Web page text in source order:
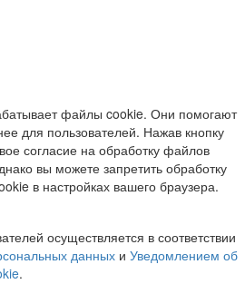
файлы cookie. Они помогают
для пользователей. Нажав кнопку
согласие на обработку файлов
вы можете запретить обработку
в настройках вашего браузера.
осуществляется в соответствии
данных и Уведомлением об
.